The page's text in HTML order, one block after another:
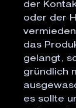
der
oder der
das
gelangt,
gründlich
es sollte